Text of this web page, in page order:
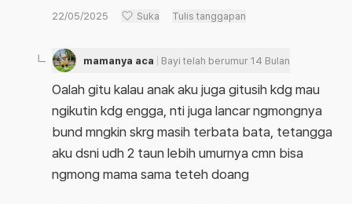
22/05/2025 Suka Tulis tanggapan
mamanya aca Bayi telah berumur 14 Bulan
Oalah gitu kalau anak aku juga gitusih kdg mau
ngikutin kdg engga, nti juga lancar ngmongnya
bund mngkin skrg masih terbata bata, tetangga
aku dsni udh 2 taun lebih umurnya cmn bisa
ngmong mama sama teteh doang